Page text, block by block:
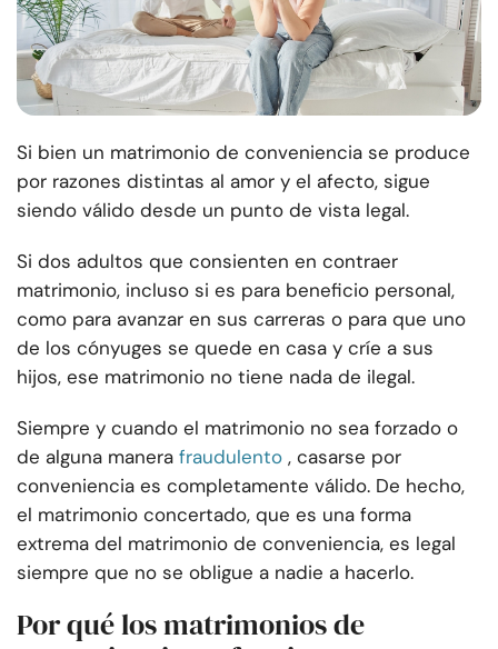
Si bien un matrimonio de conveniencia se produce
por razones distintas al amor y el afecto, sigue
siendo válido desde un punto de vista legal.
Si dos adultos que consienten en contraer
matrimonio, incluso si es para beneficio personal,
como para avanzar en sus carreras o para que uno
de los cónyuges se quede en casa y críe a sus
hijos, ese matrimonio no tiene nada de ilegal.
Siempre y cuando el matrimonio no sea forzado o
de alguna manera fraudulento , casarse por
conveniencia es completamente válido. De hecho,
el matrimonio concertado, que es una forma
extrema del matrimonio de conveniencia, es legal
siempre que no se obligue a nadie a hacerlo.
Por qué los matrimonios de